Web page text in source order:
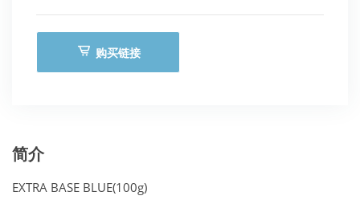
购买链接
简介
EXTRA BASE BLUE(100g)